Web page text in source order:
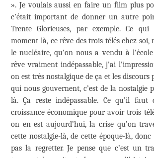
». Je voulais aussi en faire un film plus
c’était important de donner un autre
Trente Glorieuses, par exemple. Ce qui
moment-là, ce rêve des trois télés chez soi,
le nucléaire, qu’on nous a vendu à
rêve vraiment indépassable, j’ai
on est très nostalgique de ça et les discours
qui nous gouvernent, c’est de la nostalgie
là. Ça reste indépassable. Ce qu’il faut
croissance économique pour avoir trois
on en est aujourd’hui, la crise qu’on
cette nostalgie-là, de cette époque-là,
pas la regretter. Je pense que c’est un